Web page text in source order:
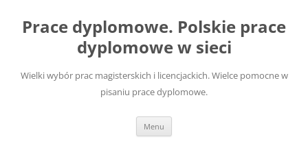
treści
Prace dyplomowe. Polskie prace
dyplomowe w sieci
Wielki wybór prac magisterskich i licencjackich. Wielce pomocne w
pisaniu prace dyplomowe.
Menu